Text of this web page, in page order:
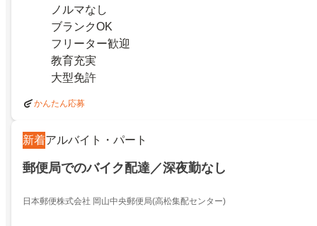
ノルマなし
ブランクOK
フリーター歓迎
教育充実
大型免許
かんたん応募
新着アルバイト・パート
郵便局でのバイク配達／深夜勤なし
日本郵便株式会社 岡山中央郵便局(高松集配センター)